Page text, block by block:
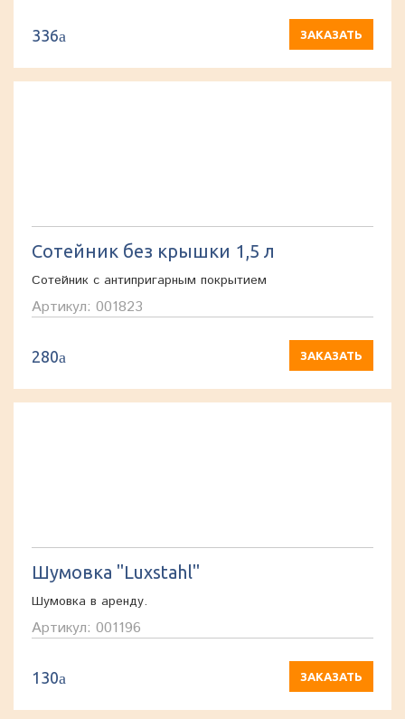
336a ЗАКАЗАТЬ
Сотейник без крышки 1,5 л
Сотейник с антипригарным покрытием
Артикул: 001823
280a ЗАКАЗАТЬ
Шумовка "Luxstahl"
Шумовка в аренду.
Артикул: 001196
130a ЗАКАЗАТЬ